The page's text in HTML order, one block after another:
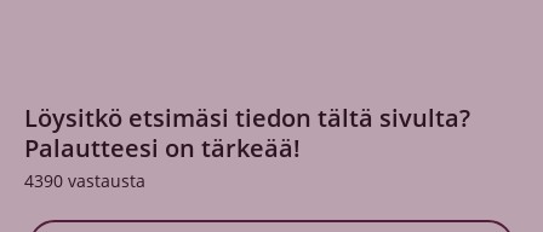
Löysitkö etsimäsi tiedon tältä sivulta?
Palautteesi on tärkeää!
4390 vastausta